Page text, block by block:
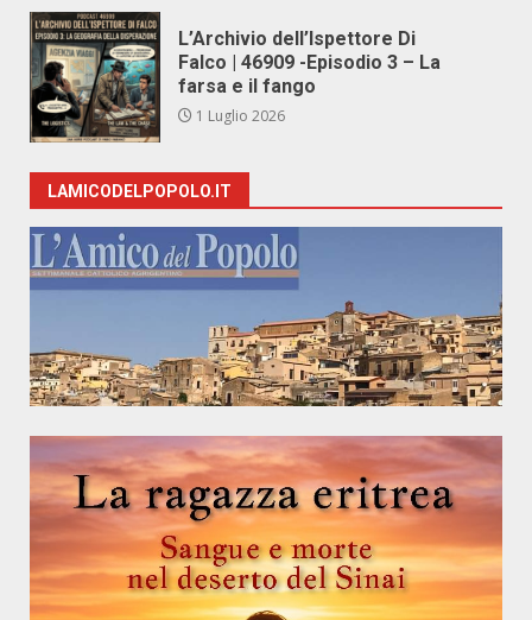
L’Archivio dell’Ispettore Di
Falco | 46909 -Episodio 3 – La
farsa e il fango
1 Luglio 2026
LAMICODELPOPOLO.IT